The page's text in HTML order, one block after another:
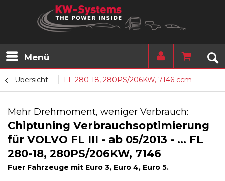
Menü
Übersicht FL 280-18, 280PS/206KW, 7146 ccm
Mehr Drehmoment, weniger Verbrauch:
Chiptuning Verbrauchsoptimierung
für VOLVO FL III - ab 05/2013 - ... FL
280-18, 280PS/206KW, 7146
Fuer Fahrzeuge mit Euro 3, Euro 4, Euro 5.